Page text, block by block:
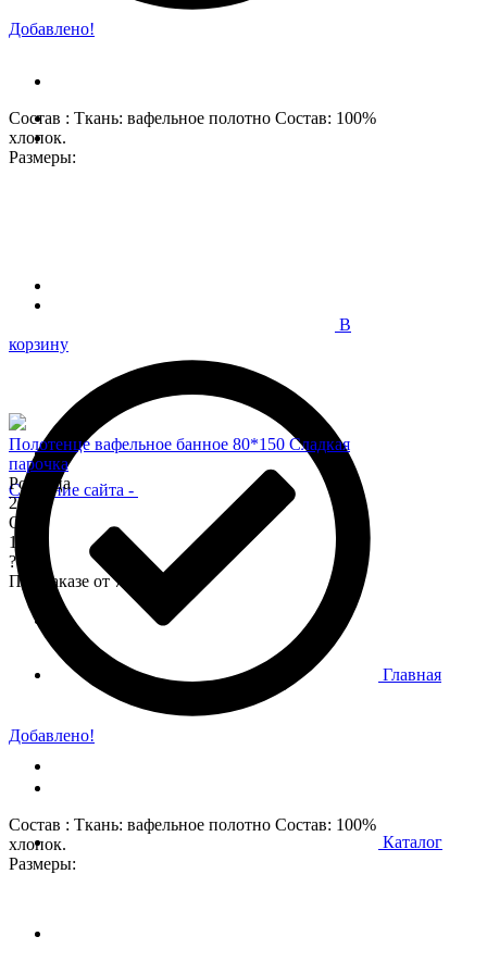
Добавлено!
Состав : Ткань: вафельное полотно Состав: 100%
хлопок.
Размеры:
В
корзину
Добавлено!
Состав : Ткань: вафельное полотно Состав: 100%
хлопок.
Размеры:
Полотенце вафельное банное 80*150 Сладкая
парочка
Розница
200
Опт
170
?
При заказе от 7 000 р.
Создание сайта -
Главная
Каталог